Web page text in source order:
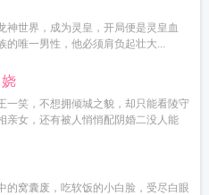
神世界，成为灵皇，开局便是灵皇血
的唯一男性，他必须肩负起壮大...
一笑，不想拥倾城之貌，却只能看陵守
亲女，还有被人悄悄配阴婚二没人能
的窝囊废，吃软饭的小白脸，受尽白眼